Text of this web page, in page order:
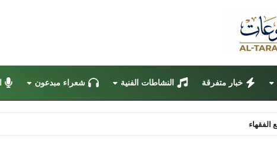
خبار متفرقة النشاطات الفنية شعراء مبدعون